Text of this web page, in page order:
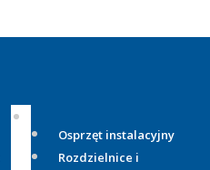
Osprzęt instalacyjny
Rozdzielnice i